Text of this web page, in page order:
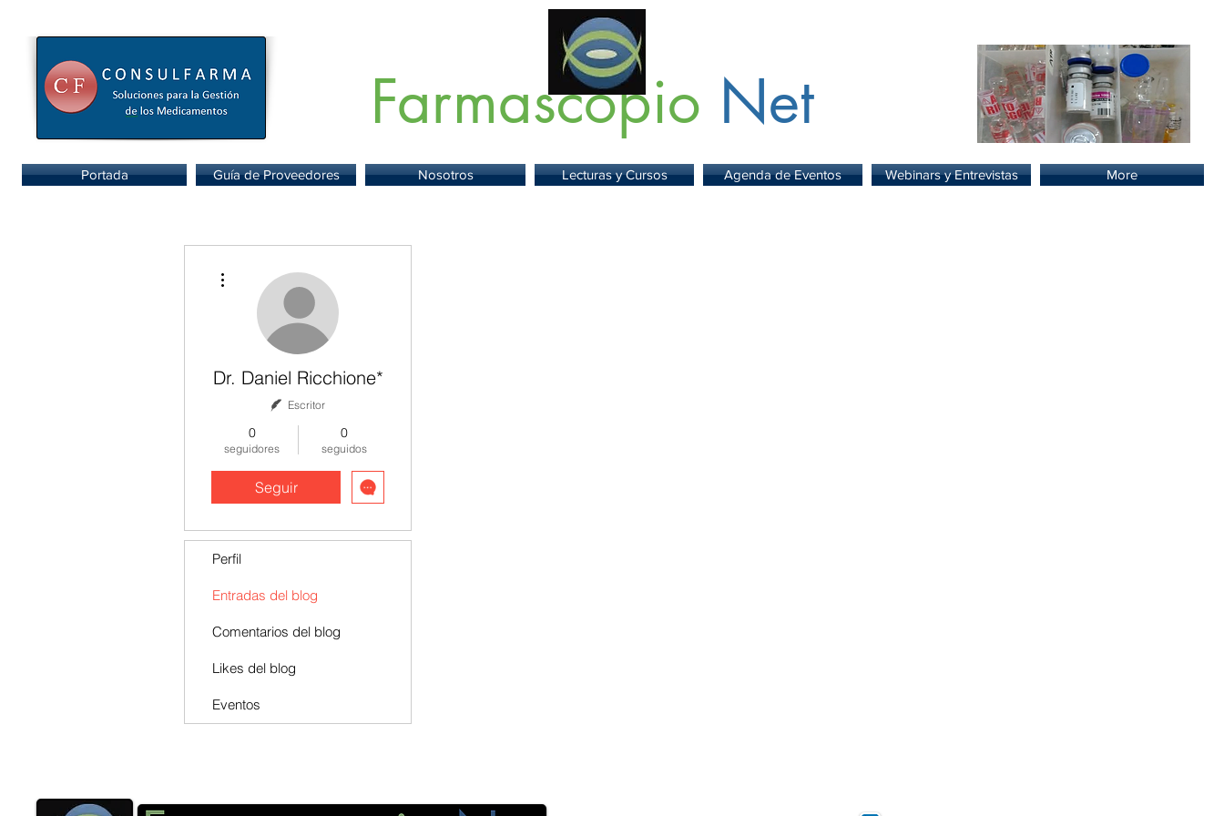
Farmascopio Net
Portada Guía de Proveedores Nosotros Lecturas y Cursos Agenda de Eventos Webinars y Entrevistas More
Dr. Daniel Ricchione*
Escritor
0
seguidores
0
seguidos
Seguir
Perfil
Entradas del blog
Comentarios del blog
Likes del blog
Eventos